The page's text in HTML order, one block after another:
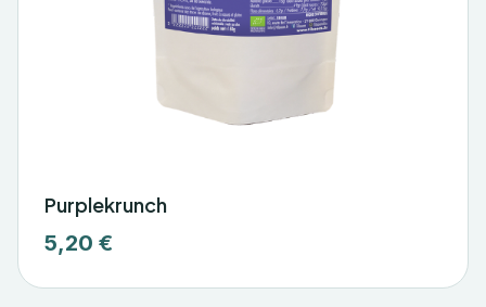
Purplekrunch
5,20 €